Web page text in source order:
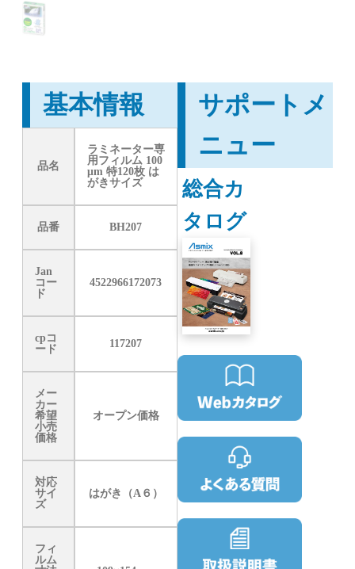
基本情報
品名
ラミネーター専
用フィルム 100
μm 特120枚 は
がきサイズ
品番 BH207
Jan
コー
ド
4522966172073
cpコ
ード
117207
メー
カー
希望
小売
価格
オープン価格
対応
サイ
ズ
はがき（A６）
フィ
ルム
サポートメ
ニュー
総合カ
タログ